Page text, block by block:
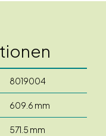
8019004
609.6 mm
571.5 mm